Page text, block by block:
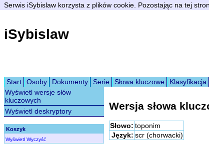
Serwis iSybislaw korzysta z plików cookie. Pozostając na tej
iSybislaw
Start
Osoby Dokumenty Serie Słowa kluczowe Klasyfikacja
Wyświetl wersje słów
kluczowych
Wyświetl deskryptory
Koszyk
Wyświetl Wyczyść
Wersja słowa
Słowo: toponim
Język: scr (chorwacki)